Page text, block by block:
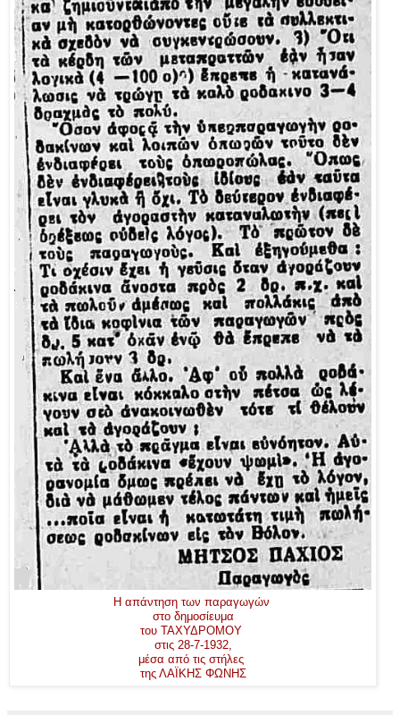
Η απάντηση των παραγωγών
στο δημοσίευμα
του ΤΑΧΥΔΡΟΜΟΥ
στις 28-7-1932,
μέσα από τις στήλες
της ΛΑΪΚΗΣ ΦΩΝΗΣ